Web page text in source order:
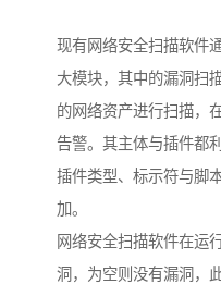
现有网络安全扫描软件
大模块，其中的漏洞扫
的网络资产进行扫描，
告警。其主体与插件都
插件类型、标示符与脚
加。
网络安全扫描软件在运
洞，为空则没有漏洞，